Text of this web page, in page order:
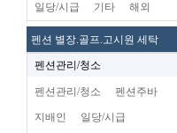
일당/시급 기타 해외
펜션 별장.골프.고시원 세탁
펜션관리/청소
펜션관리/청소 펜션주바
지배인 일당/시급